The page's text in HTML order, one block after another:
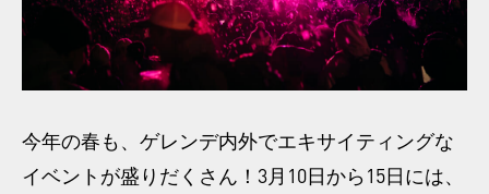
今年の春も、ゲレンデ内外でエキサイティングな
イベントが盛りだくさん！3月10日から15日には、